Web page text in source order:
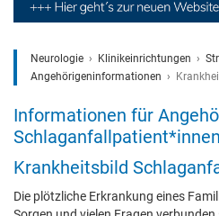
Neurologie Klinikeinrichtungen
Angehörigeninformationen
Informationen für
Schlaganfallpatient*innen
Krankheitsbild
Die plötzliche Erkrankung eines